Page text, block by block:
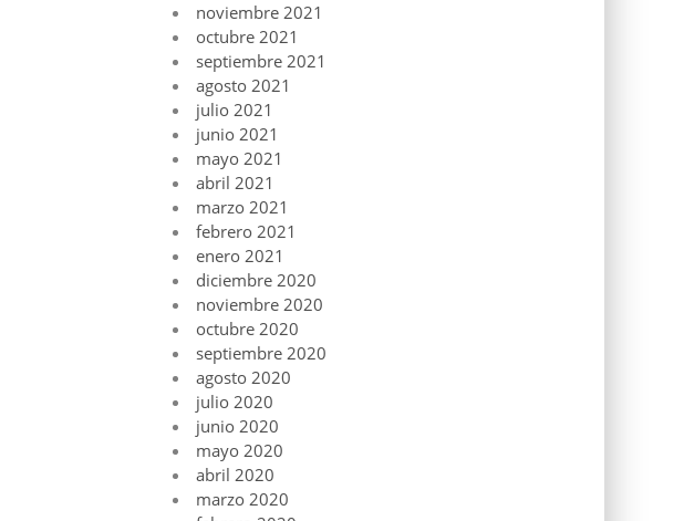
noviembre 2021
octubre 2021
septiembre 2021
agosto 2021
julio 2021
junio 2021
mayo 2021
abril 2021
marzo 2021
febrero 2021
enero 2021
diciembre 2020
noviembre 2020
octubre 2020
septiembre 2020
agosto 2020
julio 2020
junio 2020
mayo 2020
abril 2020
marzo 2020